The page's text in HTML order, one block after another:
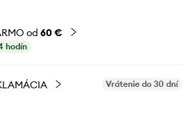
od 60 €
hodín
Vrátenie do 30 dní